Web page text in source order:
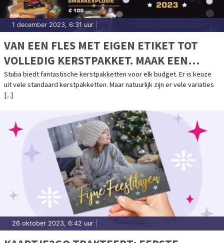
1 december 2023, 6:31 uur
VAN EEN FLES MET EIGEN ETIKET TOT
VOLLEDIG KERSTPAKKET. MAAK EEN
AFSPRAAK VOOR EEN PAKKET VAN A TOT Z
Stuba biedt fantastische kerstpakketten voor elk budget. Er is keuze
uit vele standaard kerstpakketten. Maar natuurlijk zijn er vele variaties
[...]
26 oktober 2023, 6:42 uur